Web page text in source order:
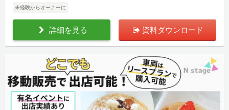
未経験からオーナーに
詳細を見る 資料ダウンロード